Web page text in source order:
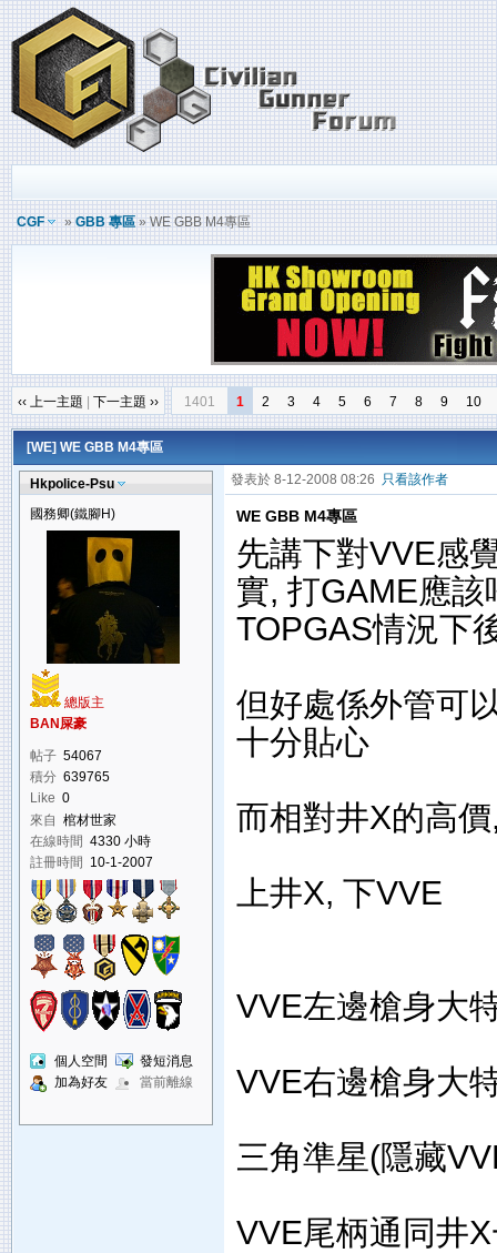
CGF »GBB 專區» WE GBB M4專區
‹‹ 上一主題 下一主題 ›› 1401 1 2 3 4 5 6 7 8 9 10
[WE] WE GBB M4專區
Hkpolice-Psu
國務卿(鐵腳H)
總版主
BAN屎豪
帖子 54067
積分 639765
Like 0
來自 棺材世家
在線時間 4330 小時
註冊時間
10-1-2007
個人空間
發短消息
加為好友
當前離線
發表於 8-12-2008 08:26 只看該作者
WE GBB M4專區
先講下對VVE感
實, 打GAME應
TOPGAS情況下
但好處係外管可
十分貼心
而相對井X的高
上井X, 下VVE
VVE左邊槍身大
VVE右邊槍身大
三角準星(隱藏
VVE尾柄通同井